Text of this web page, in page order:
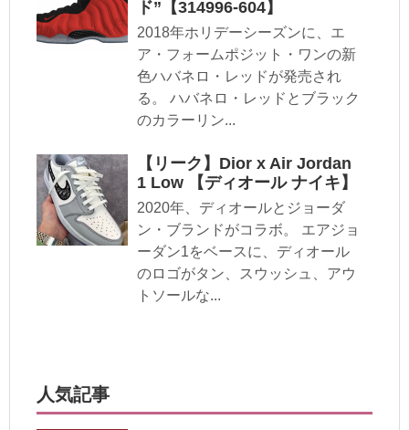
ド”【314996-604】
2018年ホリデーシーズンに、エ
ア・フォームポジット・ワンの新
色ハバネロ・レッドが発売され
る。 ハバネロ・レッドとブラック
のカラーリン...
【リーク】Dior x Air Jordan
1 Low 【ディオール ナイキ】
2020年、ディオールとジョーダ
ン・ブランドがコラボ。 エアジョ
ーダン1をベースに、ディオール
のロゴがタン、スウッシュ、アウ
トソールな...
人気記事